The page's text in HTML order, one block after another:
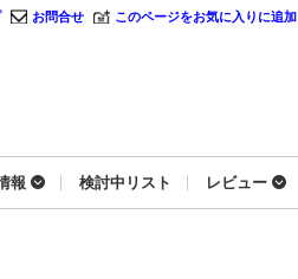
お問合せ このページをお気に入りに追加
報 検討中リスト レビュー